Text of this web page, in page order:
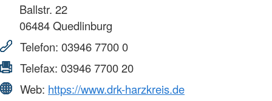
Ballstr. 22
06484Quedlinburg
Telefon: 03946 7700 0
Telefax: 03946 7700 20
Web: https://www.drk-harzkreis.de